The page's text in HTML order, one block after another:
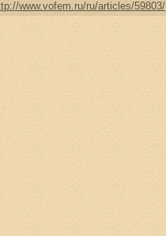
www.vofem.ru/ru/articles/59803/